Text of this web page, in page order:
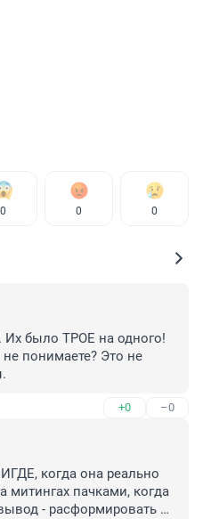
0 0 0
Их было ТРОЕ на одного!
понимаете? Это не
+0 –0
когда она реально
митингах пачками, когда
- расформировать